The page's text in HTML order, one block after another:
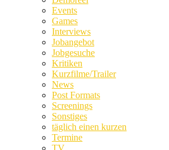
Events
Games
Interviews
Jobangebot
Jobgesuche
Kritiken
Kurzfilme/Trailer
News
Post Formats
Screenings
Sonstiges
täglich einen kurzen
Termine
TV